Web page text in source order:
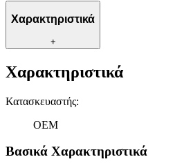
Χαρακτηριστικά
+
Χαρακτηριστικά
Κατασκευαστής:
OEM
Βασικά Χαρακτηριστικά